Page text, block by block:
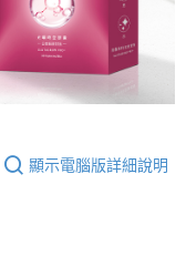
顯示電腦版詳細說明